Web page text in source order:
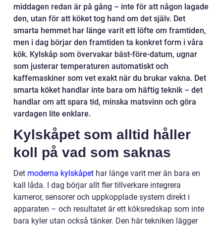
middagen redan är på gång – inte för att någon lagade
den, utan för att köket tog hand om det själv. Det
smarta hemmet har länge varit ett löfte om framtiden,
men i dag börjar den framtiden ta konkret form i våra
kök. Kylskåp som övervakar bäst-före-datum, ugnar
som justerar temperaturen automatiskt och
kaffemaskiner som vet exakt när du brukar vakna. Det
smarta köket handlar inte bara om häftig teknik – det
handlar om att spara tid, minska matsvinn och göra
vardagen lite enklare.
Kylskåpet som alltid håller
koll på vad som saknas
Det moderna kylskåpet har länge varit mer än bara en
kall låda. I dag börjar allt fler tillverkare integrera
kameror, sensorer och uppkopplade system direkt i
apparaten – och resultatet är ett köksredskap som inte
bara kyler utan också tänker. Den här tekniken lägger